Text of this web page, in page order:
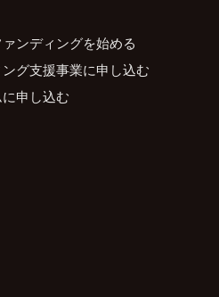
ンディングを始める
グ支援事業に申し込む
申し込む